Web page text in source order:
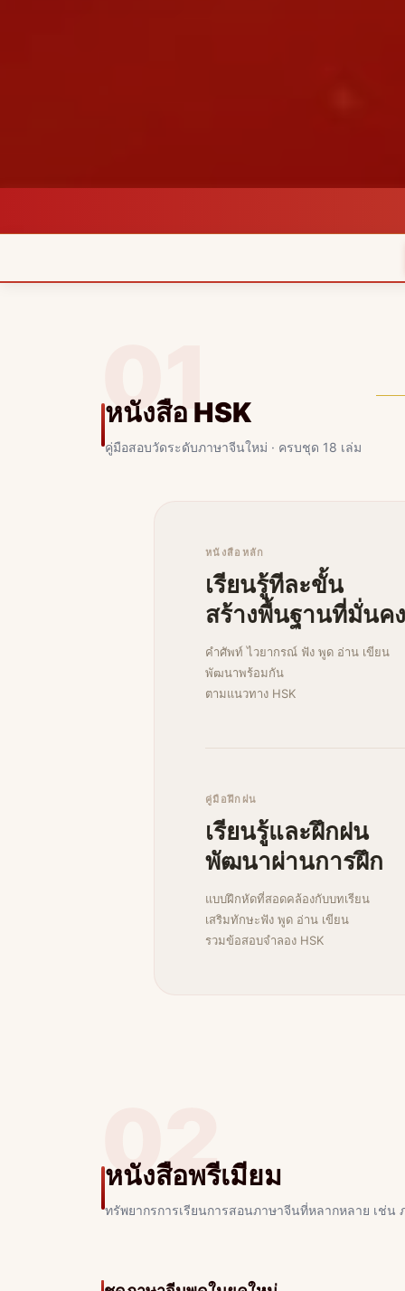
01
หนังสือ HSK
คู่มือสอบวัดระดับภาษาจีนใหม่ · ครบชุด 18 เล่ม
หนังสือหลัก
เรียนรู้ทีละขั้น
สร้างพื้นฐานที่มั่นคง
คำศัพท์ ไวยากรณ์ ฟัง พูด อ่าน เขียน
พัฒนาพร้อมกัน
ตามแนวทาง HSK
คู่มือฝึกฝน
เรียนรู้และฝึกฝน
พัฒนาผ่านการฝึก
แบบฝึกหัดที่สอดคล้องกับบทเรียน
เสริมทักษะฟัง พูด อ่าน เขียน
รวมข้อสอบจำลอง HSK
02
หนังสือพรีเมียม
ทรัพยากรการเรียนการสอนภาษาจีนที่หลากหลาย เช่น